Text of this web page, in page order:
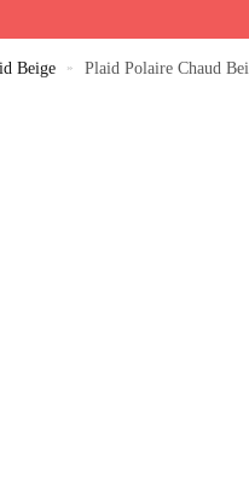
Beige » Plaid Polaire Chaud